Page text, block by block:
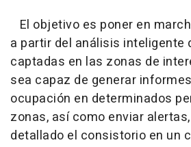
El objetivo es poner en
a partir del análisis inteligente
captadas en las zonas de
sea capaz de generar
ocupación en determinados
zonas, así como enviar
detallado el consistorio en un